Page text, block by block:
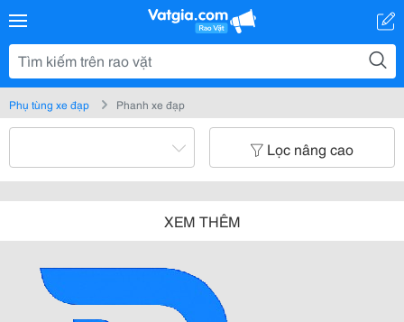
Phụ tùng xe đạp Phanh xe đạp
Lọc nâng cao
XEM THÊM